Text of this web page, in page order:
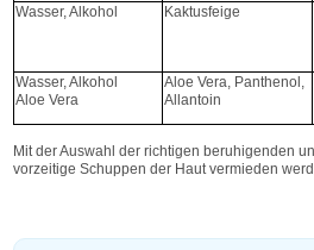
Wasser, Alkohol Kaktusfeige
Wasser, Alkohol
Aloe Vera
Aloe Vera, Panthenol,
Allantoin
Mit der Auswahl der richtigen beruhigenden
vorzeitige Schuppen der Haut vermieden